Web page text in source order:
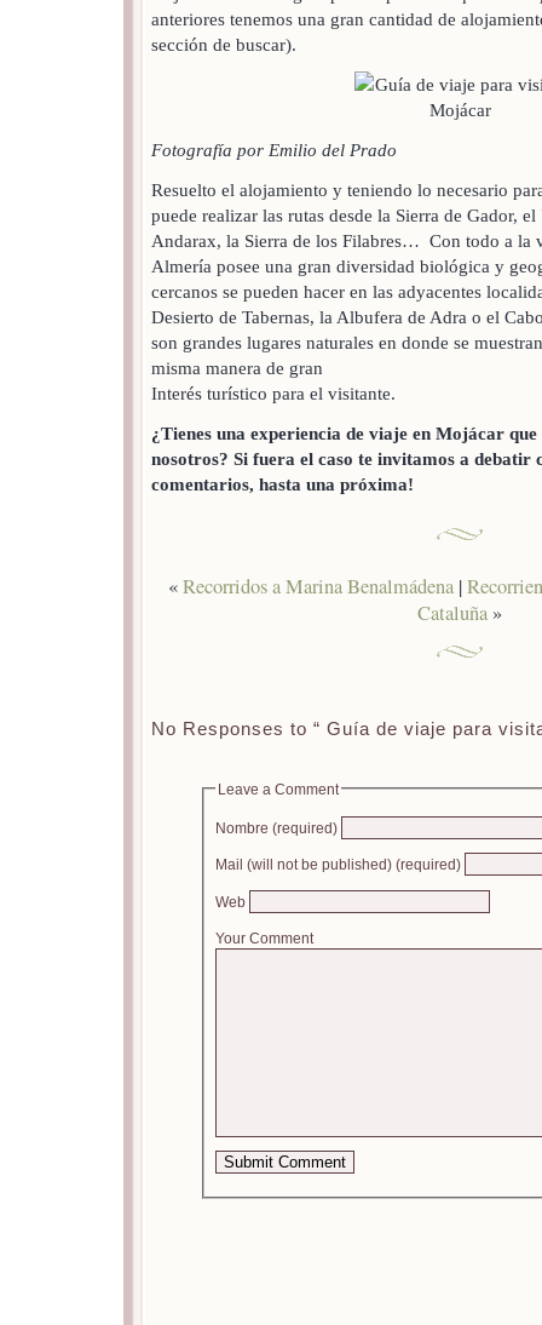
anteriores tenemos una gran cantidad de
sección de buscar).
Fotografía por Emilio del Prado
Resuelto el alojamiento y teniendo lo necesario
puede realizar las rutas desde la Sierra de Gador, el
Andarax, la Sierra de los Filabres… Con todo a la
Almería posee una gran diversidad biológica y
cercanos se pueden hacer en las adyacentes
Desierto de Tabernas, la Albufera de Adra o el
son grandes lugares naturales en donde se
misma manera de gran
Interés turístico para el visitante.
¿Tienes una experiencia de viaje en Mojácar
nosotros? Si fuera el caso te invitamos a debatir
comentarios, hasta una próxima!
«Recorridos a Marina Benalmádena|
Cataluña »
No Responses to “ Guía de viaje para
Leave a Comment
Nombre (required)
Mail (will not be published) (required)
Web
Your Comment